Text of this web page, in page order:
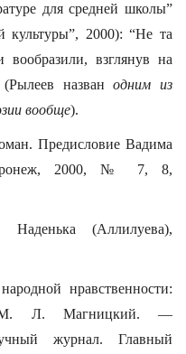
для средней школы”
2000): “Не та
взглянув на
названодним из
вообще).
Предисловие Вадима
2000, № 7, 8,
(Аллилуева),
нравственности:
М. Л. Магницкий. —
журнал. Главный